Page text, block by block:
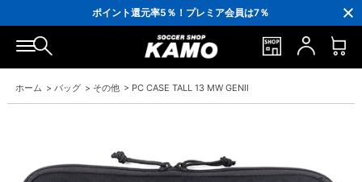
ポイント還元率5％！プレミア会員は7％
会員の方にはお誕生月に「10％OFFクーポン」プレゼント！
16,000円(税込)以上でシューズケースプレゼント！
3,300円(税込)以上で送料無料！
ホーム > バッグ > その他 > PC CASE TALL 13 MW GENⅡ